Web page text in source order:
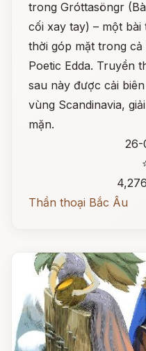
trong Gróttasöngr
cối xay tay) – một
thời góp mặt trong cả
Poetic Edda. Truyền
sau này được cải
vùng Scandinavia,
mặn.
26-
Thần thoại Bắc Âu